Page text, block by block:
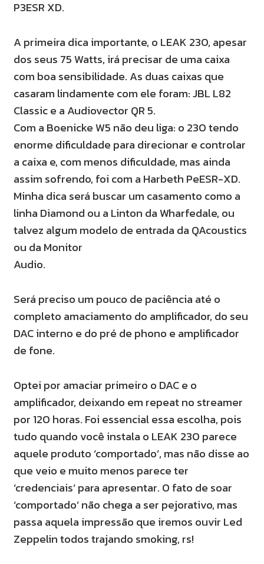
P3ESR XD.
A primeira dica importante, o LEAK 230, apesar
dos seus 75 Watts, irá precisar de uma caixa
com boa sensibilidade. As duas caixas que
casaram lindamente com ele foram: JBL L82
Classic e a Audiovector QR 5.
Com a Boenicke W5 não deu liga: o 230 tendo
enorme dificuldade para direcionar e controlar
a caixa e, com menos dificuldade, mas ainda
assim sofrendo, foi com a Harbeth PeESR-XD.
Minha dica será buscar um casamento como a
linha Diamond ou a Linton da Wharfedale, ou
talvez algum modelo de entrada da QAcoustics
ou da Monitor
Audio.
Será preciso um pouco de paciência até o
completo amaciamento do amplificador, do seu
DAC interno e do pré de phono e amplificador
de fone.
Optei por amaciar primeiro o DAC e o
amplificador, deixando em repeat no streamer
por 120 horas. Foi essencial essa escolha, pois
tudo quando você instala o LEAK 230 parece
aquele produto ‘comportado’, mas não disse ao
que veio e muito menos parece ter
‘credenciais’ para apresentar. O fato de soar
‘comportado’ não chega a ser pejorativo, mas
passa aquela impressão que iremos ouvir Led
Zeppelin todos trajando smoking, rs!